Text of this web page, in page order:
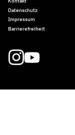
Datenschutz
Impressum
Barrierefreiheit